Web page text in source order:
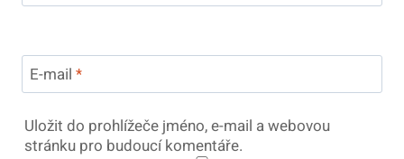
E-mail *
Uložit do prohlížeče jméno, e-mail a webovou
stránku pro budoucí komentáře.